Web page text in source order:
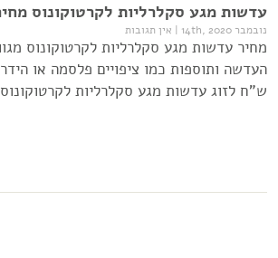
עדשות מגע סקלרליות לקרטוקונוס
נובמבר 14th, 2020 | אין תגובות
מחיר עדשות מגע סקלרליות לקרטוקונוס
ש"ח לזוג עדשות מגע סקלרליות